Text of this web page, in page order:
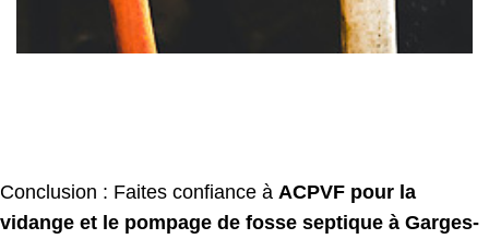
Conclusion : Faites confiance à ACPVF pour la
vidange et le pompage de fosse septique à Garges-